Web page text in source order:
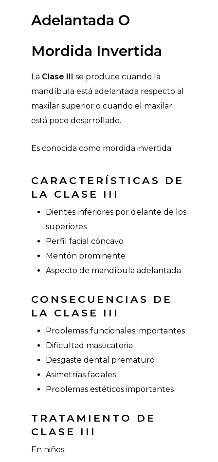
Adelantada O
Mordida Invertida
La Clase III se produce cuando la
mandíbula está adelantada respecto al
maxilar superior o cuando el maxilar
está poco desarrollado.
Es conocida como mordida invertida.
CARACTERÍSTICAS DE
LA CLASE III
Dientes inferiores por delante de los
superiores
Perfil facial cóncavo
Mentón prominente
Aspecto de mandíbula adelantada
CONSECUENCIAS DE
LA CLASE III
Problemas funcionales importantes
Dificultad masticatoria
Desgaste dental prematuro
Asimetrías faciales
Problemas estéticos importantes
TRATAMIENTO DE
CLASE III
En niños: